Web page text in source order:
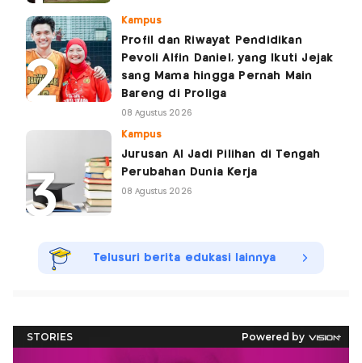
Kampus
Profil dan Riwayat Pendidikan
Pevoli Alfin Daniel, yang Ikuti Jejak
sang Mama hingga Pernah Main
Bareng di Proliga
08 Agustus 2026
Kampus
Jurusan AI Jadi Pilihan di Tengah
Perubahan Dunia Kerja
08 Agustus 2026
Telusuri berita edukasi lainnya